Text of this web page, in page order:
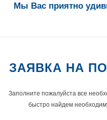
Мы Вас приятно
ЗАЯВКА НА
Заполните пожалуйста все
быстро найдем